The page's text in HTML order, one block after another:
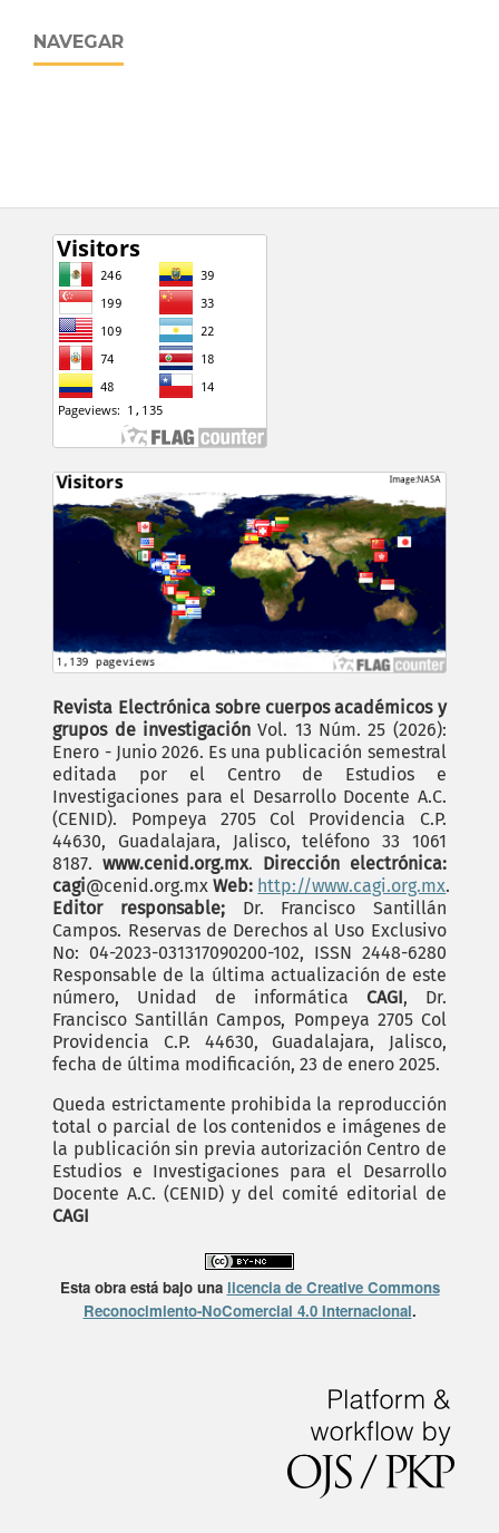
NAVEGAR
Revista Electrónica sobre cuerpos académicos y
grupos de investigación Vol. 13 Núm. 25 (2026):
Enero - Junio 2026. Es una publicación semestral
editada por el Centro de Estudios e
Investigaciones para el Desarrollo Docente A.C.
(CENID). Pompeya 2705 Col Providencia C.P.
44630, Guadalajara, Jalisco, teléfono 33 1061
8187.www.cenid.org.mx. Dirección electrónica:
cagi@cenid.org.mxWeb: http://www.cagi.org.mx.
Editor responsable;Dr. Francisco Santillán
Campos. Reservas de Derechos al Uso Exclusivo
No: 04-2023-031317090200-102, ISSN 2448-6280
Responsable de la última actualización de este
número, Unidad de informática CAGI, Dr.
Francisco Santillán Campos, Pompeya 2705 Col
Providencia C.P. 44630, Guadalajara, Jalisco,
fecha de última modificación, 23 de enero 2025.
Queda estrictamente prohibida la reproducción
total o parcial de los contenidos e imágenes de
la publicación sin previa autorización Centro de
Estudios e Investigaciones para el Desarrollo
Docente A.C. (CENID) y del comité editorial de
CAGI
Esta obra está bajo una licencia de Creative Commons
Reconocimiento-NoComercial 4.0 Internacional.